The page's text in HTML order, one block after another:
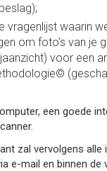
vragenlijst waarin
om foto’s van je
voor een
een goede
zal vervolgens alle
e-mail en binnen de